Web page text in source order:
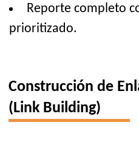
Reporte completo
prioritizado.
Construcción de
(Link Building)